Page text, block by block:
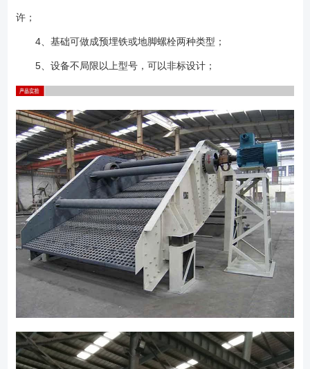
许；
4、基础可做成预埋铁或地脚螺栓两种类型；
5、设备不局限以上型号，可以非标设计；